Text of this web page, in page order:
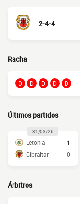
2-4-4
Racha
D D D D D
Últimos partidos
31/03/26
Letonia
1
Gibraltar
0
Árbitros